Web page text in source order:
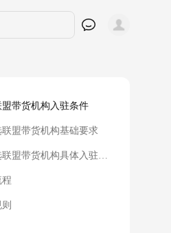
带货机构入驻条件
联盟带货机构基础要求
1.2 优选联盟带货机构具体入驻条件